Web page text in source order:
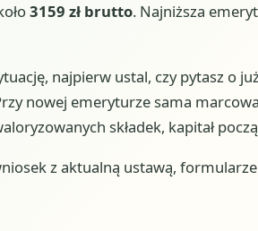
3159 zł brutto. Najniższa
najpierw ustal, czy pytasz o
nowej emeryturze sama
składek, kapitał
z aktualną ustawą,